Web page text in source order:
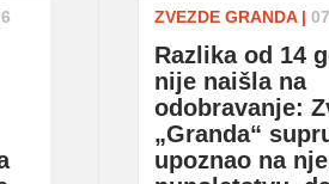
ZVEZDE GRANDA|
Razlika od 14
nije naišla na
odobravanje:
„Granda“
upoznao na